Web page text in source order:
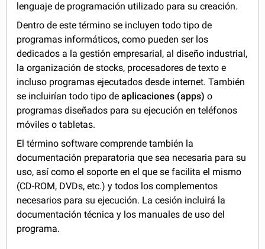
lenguaje de programación utilizado para su creación.
Dentro de este término se incluyen todo tipo de
programas informáticos, como pueden ser los
dedicados a la gestión empresarial, al diseño industrial,
la organización de stocks, procesadores de texto e
incluso programas ejecutados desde internet. También
se incluirían todo tipo deaplicaciones (apps) o
programas diseñados para su ejecución en teléfonos
móviles o tabletas.
El término software comprende también la
documentación preparatoria que sea necesaria para su
uso, así como el soporte en el que se facilita el mismo
(CD-ROM, DVDs, etc.) y todos los complementos
necesarios para su ejecución. La cesión incluirá la
documentación técnica y los manuales de uso del
programa.